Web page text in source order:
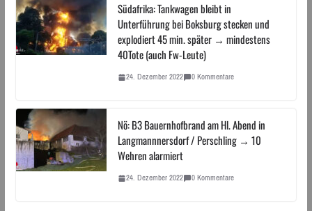
Südafrika: Tankwagen bleibt in
Unterführung bei Boksburg stecken und
explodiert 45 min. später → mindestens
40Tote (auch Fw-Leute)
24. Dezember 2022 0 Kommentare
Nö: B3 Bauernhofbrand am Hl. Abend in
Langmannnersdorf / Perschling → 10
Wehren alarmiert
24. Dezember 2022 0 Kommentare